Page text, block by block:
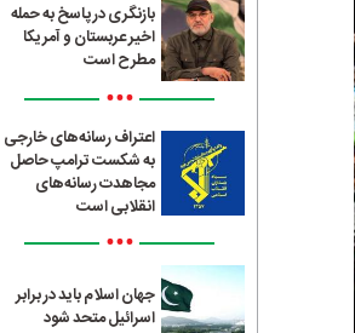
بازنگری در پاسخ به حمله
اخیر عربستان و آمریکا
مطرح است
•••
اعتراف رسانه‌های خارجی
به شکست ترامپ حاصل
مجاهدت رسانه‌های
انقلابی است
•••
جهان اسلام باید در برابر
اسرائیل متحد شود